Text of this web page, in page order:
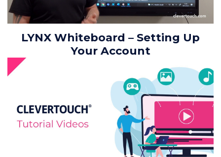
LYNX Whiteboard – Setting Up
Your Account